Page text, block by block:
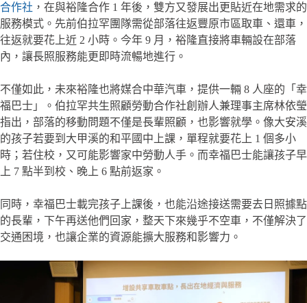
合作社 ，在與裕隆合作 1 年後，雙方又發展出更貼近在地需求的
服務模式。先前伯拉罕團隊需從部落往返豐原市區取車、還車，
往返就要花上近 2 小時。今年 9 月，裕隆直接將車輛設在部落
內，讓長照服務能更即時流暢地進行。
不僅如此，未來裕隆也將媒合中華汽車，提供一輛 8 人座的「幸
福巴士」。伯拉罕共生照顧勞動合作社創辦人兼理事主席林依瑩
指出，部落的移動問題不僅是長輩照顧，也影響就學。像大安溪
的孩子若要到大甲溪的和平國中上課，單程就要花上 1 個多小
時；若住校，又可能影響家中勞動人手。而幸福巴士能讓孩子早
上 7 點半到校、晚上 6 點前返家。
同時，幸福巴士載完孩子上課後，也能沿途接送需要去日照據點
的長輩，下午再送他們回家，整天下來幾乎不空車，不僅解決了
交通困境，也讓企業的資源能擴大服務和影響力。